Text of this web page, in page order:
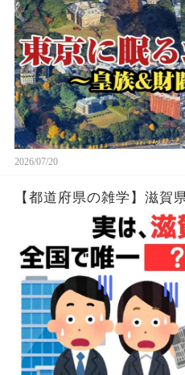
2026/07/20
【都道府県の雑学】滋賀